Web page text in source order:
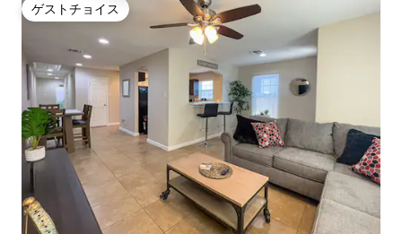
ゲストチョイス
ゲストチョイス